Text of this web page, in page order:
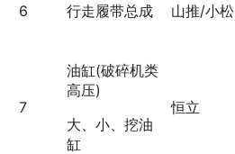
6 行走履带总成 山推/小松
7
油缸(破碎机类
高压)
大、小、挖油
缸
恒立